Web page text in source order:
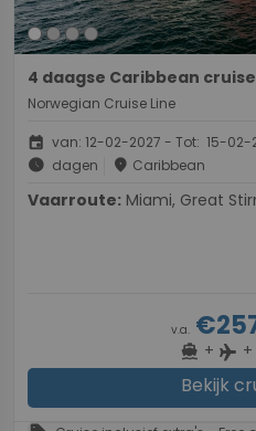
4 daagse Caribbean
Norwegian Cruise Line
event van: 12-02-2027 - Tot: 15-02-
schedule dagen place Caribbean
Vaarroute: Miami, Great
v.a.
directions_boat + flight +
Bekijk